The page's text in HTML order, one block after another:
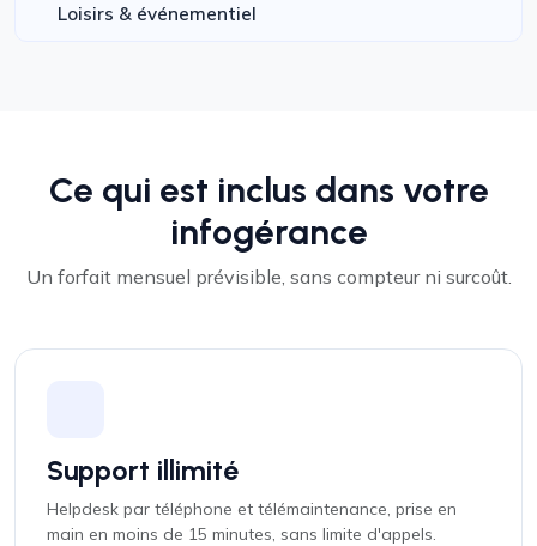
Loisirs & événementiel
Ce qui est inclus dans votre
infogérance
Un forfait mensuel prévisible, sans compteur ni surcoût.
Support illimité
Helpdesk par téléphone et télémaintenance, prise en
main en moins de 15 minutes, sans limite d'appels.